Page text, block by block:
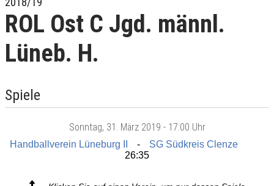
ROL Ost C Jgd. männl.
Lüneb. H.
Spiele
Sonntag, 31. März 2019 - 17:00 Uhr
Handballverein Lüneburg II
SG Südkreis Clenze
26:35